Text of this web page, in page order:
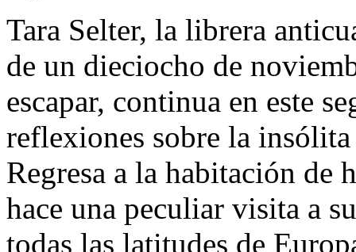
Tara Selter, la librera
de un dieciocho de
escapar, continua en este
reflexiones sobre la
Regresa a la habitación de
hace una peculiar visita a
todas las latitudes de